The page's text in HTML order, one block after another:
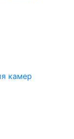
камер